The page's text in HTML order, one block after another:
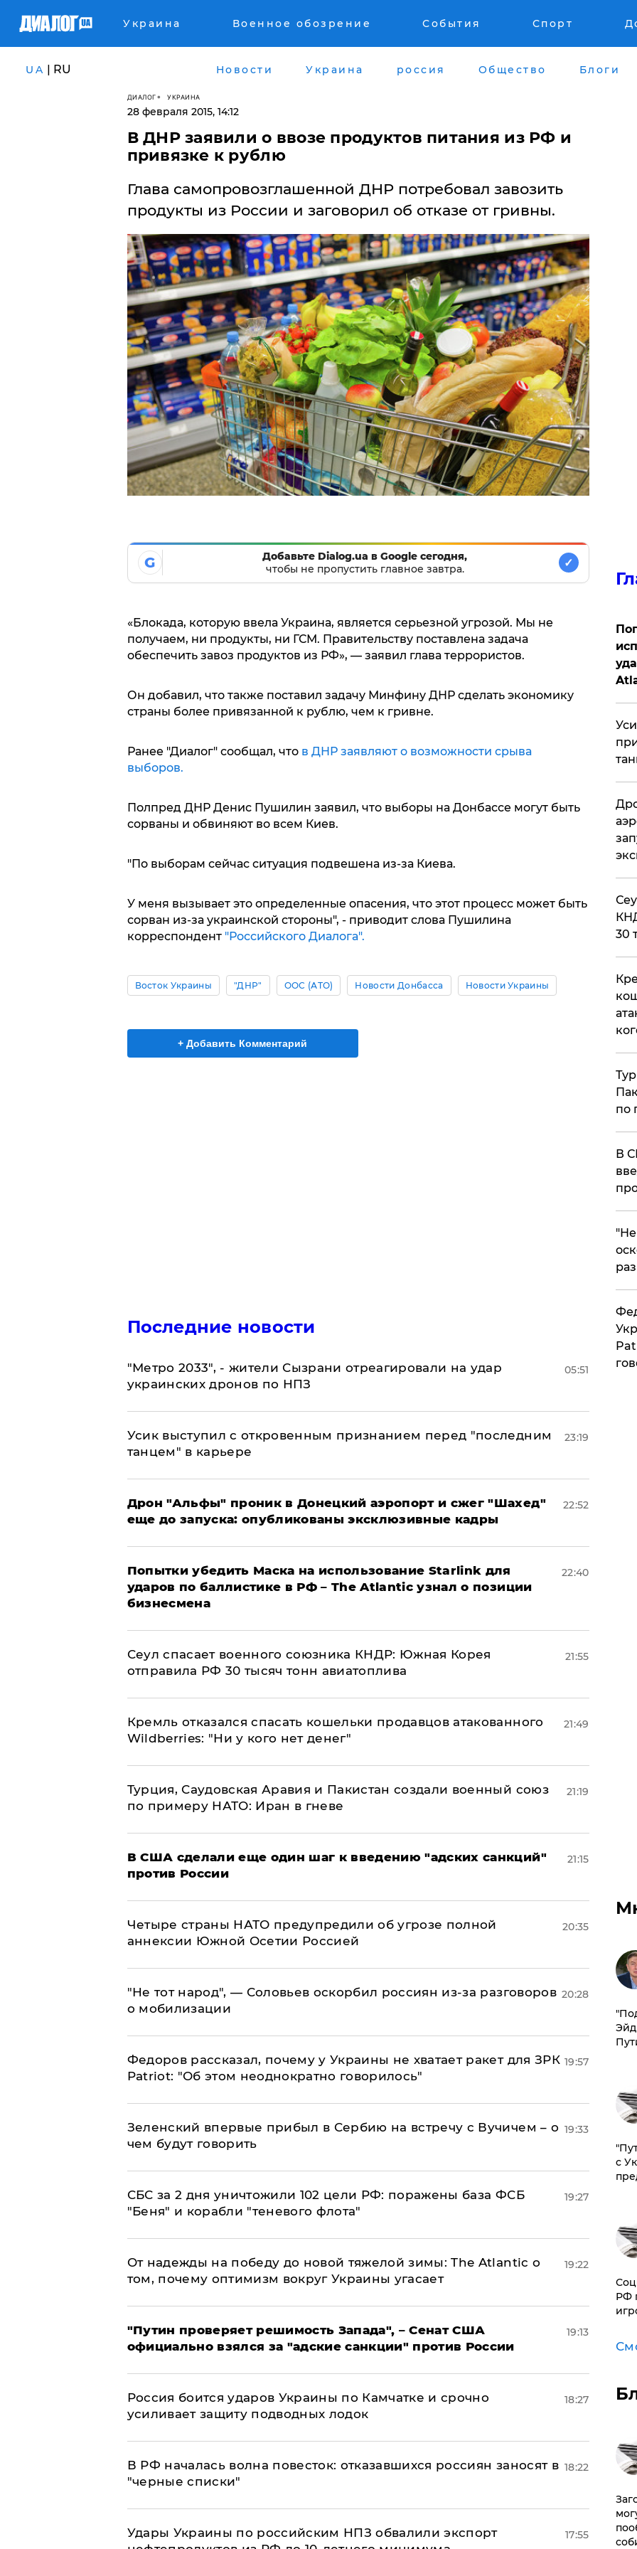
Украина Военное обозрение События Спорт
UA | RU Новости Украина россия Общество Блоги
ДИАЛОГ УКРАИНА
28 февраля 2015, 14:12
В ДНР заявили о ввозе продуктов питания из РФ и
привязке к рублю
Глава самопровозглашенной ДНР потребовал завозить
продукты из России и заговорил об отказе от гривны.
G
Добавьте Dialog.ua в Google сегодня,
чтобы не пропустить главное завтра.
✓
«Блокада, которую ввела Украина, является серьезной угрозой. Мы не
получаем, ни продукты, ни ГСМ. Правительству поставлена задача
обеспечить завоз продуктов из РФ», — заявил глава террористов.
Он добавил, что также поставил задачу Минфину ДНР сделать экономику
страны более привязанной к рублю, чем к гривне.
Ранее "Диалог" сообщал, что в ДНР заявляют о возможности срыва
выборов.
Полпред ДНР Денис Пушилин заявил, что выборы на Донбассе могут быть
сорваны и обвиняют во всем Киев.
"По выборам сейчас ситуация подвешена из-за Киева.
У меня вызывает это определенные опасения, что этот процесс может быть
сорван из-за украинской стороны", - приводит слова Пушилина
корреспондент"Российского Диалога".
Восток Украины "ДНР" ООС (АТО) Новости Донбасса Новости Украины
+ Добавить Комментарий
Последние новости
"Метро 2033", - жители Сызрани отреагировали на удар
украинских дронов по НПЗ
05:51
Усик выступил с откровенным признанием перед "последним
танцем" в карьере
23:19
Дрон "Альфы" проник в Донецкий аэропорт и сжег "Шахед"
еще до запуска: опубликованы эксклюзивные кадры
22:52
Попытки убедить Маска на использование Starlink для
ударов по баллистике в РФ – The Atlantic узнал о позиции
бизнесмена
22:40
​Сеул спасает военного союзника КНДР: Южная Корея
отправила РФ 30 тысяч тонн авиатоплива
21:55
Кремль отказался спасать кошельки продавцов атакованного
Wildberries: "Ни у кого нет денег"
21:49
Турция, Саудовская Аравия и Пакистан создали военный союз
по примеру НАТО: Иран в гневе
21:19
В США сделали еще один шаг к введению "адских санкций"
против России
21:15
Четыре страны НАТО предупредили об угрозе полной
аннексии Южной Осетии Россией
20:35
​"Не тот народ", — Соловьев оскорбил россиян из-за разговоров
о мобилизации
20:28
Федоров рассказал, почему у Украины не хватает ракет для ЗРК
Patriot: "Об этом неоднократно говорилось"
19:57
Зеленский впервые прибыл в Сербию на встречу с Вучичем – о
чем будут говорить
19:33
СБС за 2 дня уничтожили 102 цели РФ: поражены база ФСБ
"Беня" и корабли "теневого флота"
19:27
От надежды на победу до новой тяжелой зимы: The Atlantic о
том, почему оптимизм вокруг Украины угасает
19:22
"Путин проверяет решимость Запада", – Сенат США
официально взялся за "адские санкции" против России
19:13
Россия боится ударов Украины по Камчатке и срочно
усиливает защиту подводных лодок
18:27
​В РФ началась волна повесток: отказавшихся россиян заносят в
"черные списки"
18:22
Удары Украины по российским НПЗ обвалили экспорт
17:55
30
по
В
с
РФ